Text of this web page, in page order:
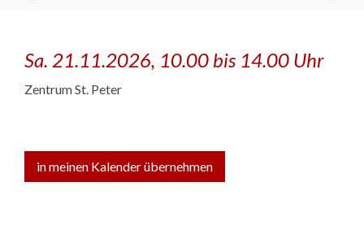
Sa. 21.11.2026, 10.00 bis 14.00 Uhr
Zentrum St. Peter
in meinen Kalender übernehmen